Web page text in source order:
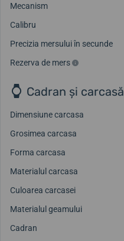
Mecanism
Calibru
Precizia mersului în secunde
Rezerva de mers
Cadran și carcasă
Dimensiune carcasa
Grosimea carcasa
Forma carcasa
Materialul carcasa
Culoarea carcasei
Materialul geamului
Cadran